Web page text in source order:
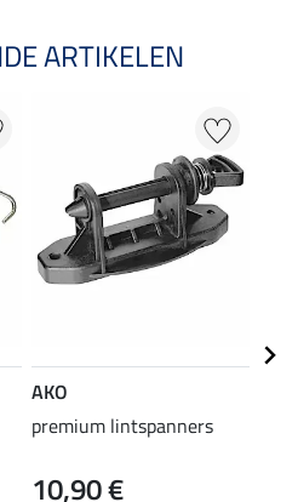
ARTIKELEN
AKO
premium lintspanners
10,90 €